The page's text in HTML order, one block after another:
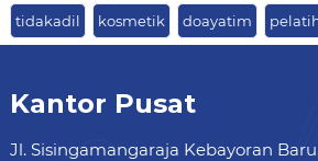
tidakadil kosmetik doayatim
Kantor Pusat
Jl. Sisingamangaraja Kebayoran